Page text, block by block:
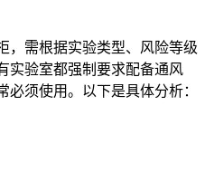
需根据实验类型、风险等级
实验室都强制要求配备通风
须使用。以下是具体分析：